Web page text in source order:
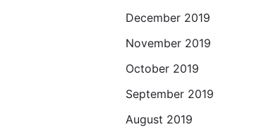
December 2019
November 2019
October 2019
September 2019
August 2019